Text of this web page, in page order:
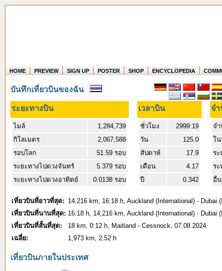
Where in the world have you flown?
How long have you been in the air?
Create your own FlightMemory and see!
HOME PREVIEW SIGN UP POSTER SHOP ENCYCLOPEDIA
บันทึกเที่ยวบินของฉัน
ระยะทางบิน เวลาบิน จำ
ไมล์
1,284,739
กิโลเมตร
2,067,588
รอบโลก
51.59 รอบ
ระยะทางไปดวงจันทร์
5.379 รอบ
ระยะทางไปดวงอาทิตย์
0.0138 รอบ
ชั่วโมง
2999:19
วัน
125.0
สัปดาห์
17.9
เดือน
4.17
ปี
0.342
จ
ใน
ระ
ระ
อื่
เที่ยวบินที่ยาวที่สุด: 14,216 km, 16:18 h, Auckland (International) - Dubai
เที่ยวบินที่นานที่สุด: 16:18 h, 14,216 km, Auckland (International) - Dubai
เที่ยวบินที่สั้นที่สุด:
18 km, 0:12 h, Maitland - Cessnock, 07.08.2024
เฉลี่ย:
1,973 km, 2:52 h
เที่ยวบินภายในประเทศ